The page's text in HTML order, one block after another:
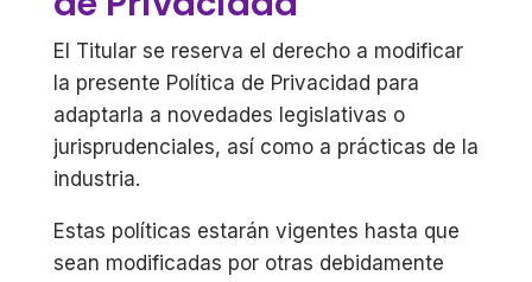
El Titular se reserva el derecho a modificar
la presente Política de Privacidad para
adaptarla a novedades legislativas o
jurisprudenciales, así como a prácticas de la
industria.
Estas políticas estarán vigentes hasta que
sean modificadas por otras debidamente